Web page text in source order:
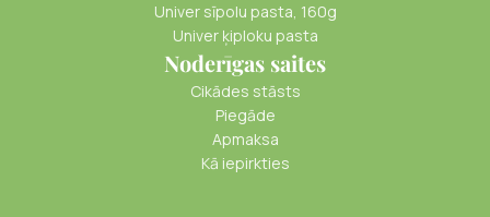
Univer sīpolu pasta, 160g
Univer ķiploku pasta
Noderīgas saites
Cikādes stāsts
Piegāde
Apmaksa
Kā iepirkties